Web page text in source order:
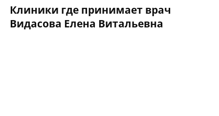
Клиники где принимает врач
Видасова Елена Витальевна